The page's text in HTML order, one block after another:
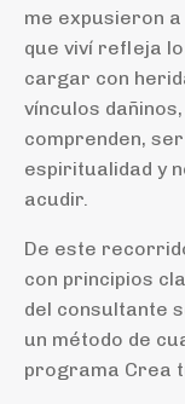
me expusieron
que viví refleja
cargar con
vínculos
comprenden,
espiritualidad y
acudir.
De este
con principios
del consultante
un método de
programa Crea